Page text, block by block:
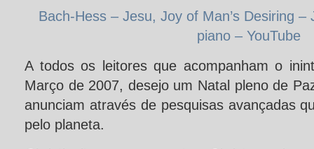
Bach-Hess – Jesu, Joy of Man’s Desiring
piano – YouTube
A todos os leitores que acompanham o
Março de 2007, desejo um Natal pleno de
anunciam através de pesquisas avançadas
pelo planeta.